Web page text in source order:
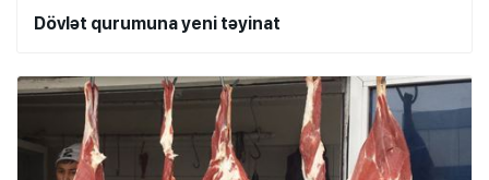
Dövlət qurumuna yeni təyinat